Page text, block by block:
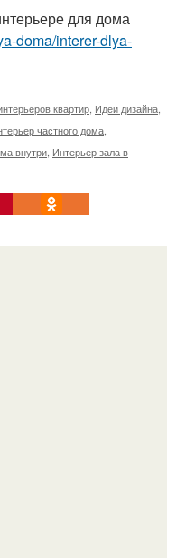
для дома
doma/interer-dlya-
квартир, Идеи дизайна,
частного дома,
внутри, Интерьер зала в